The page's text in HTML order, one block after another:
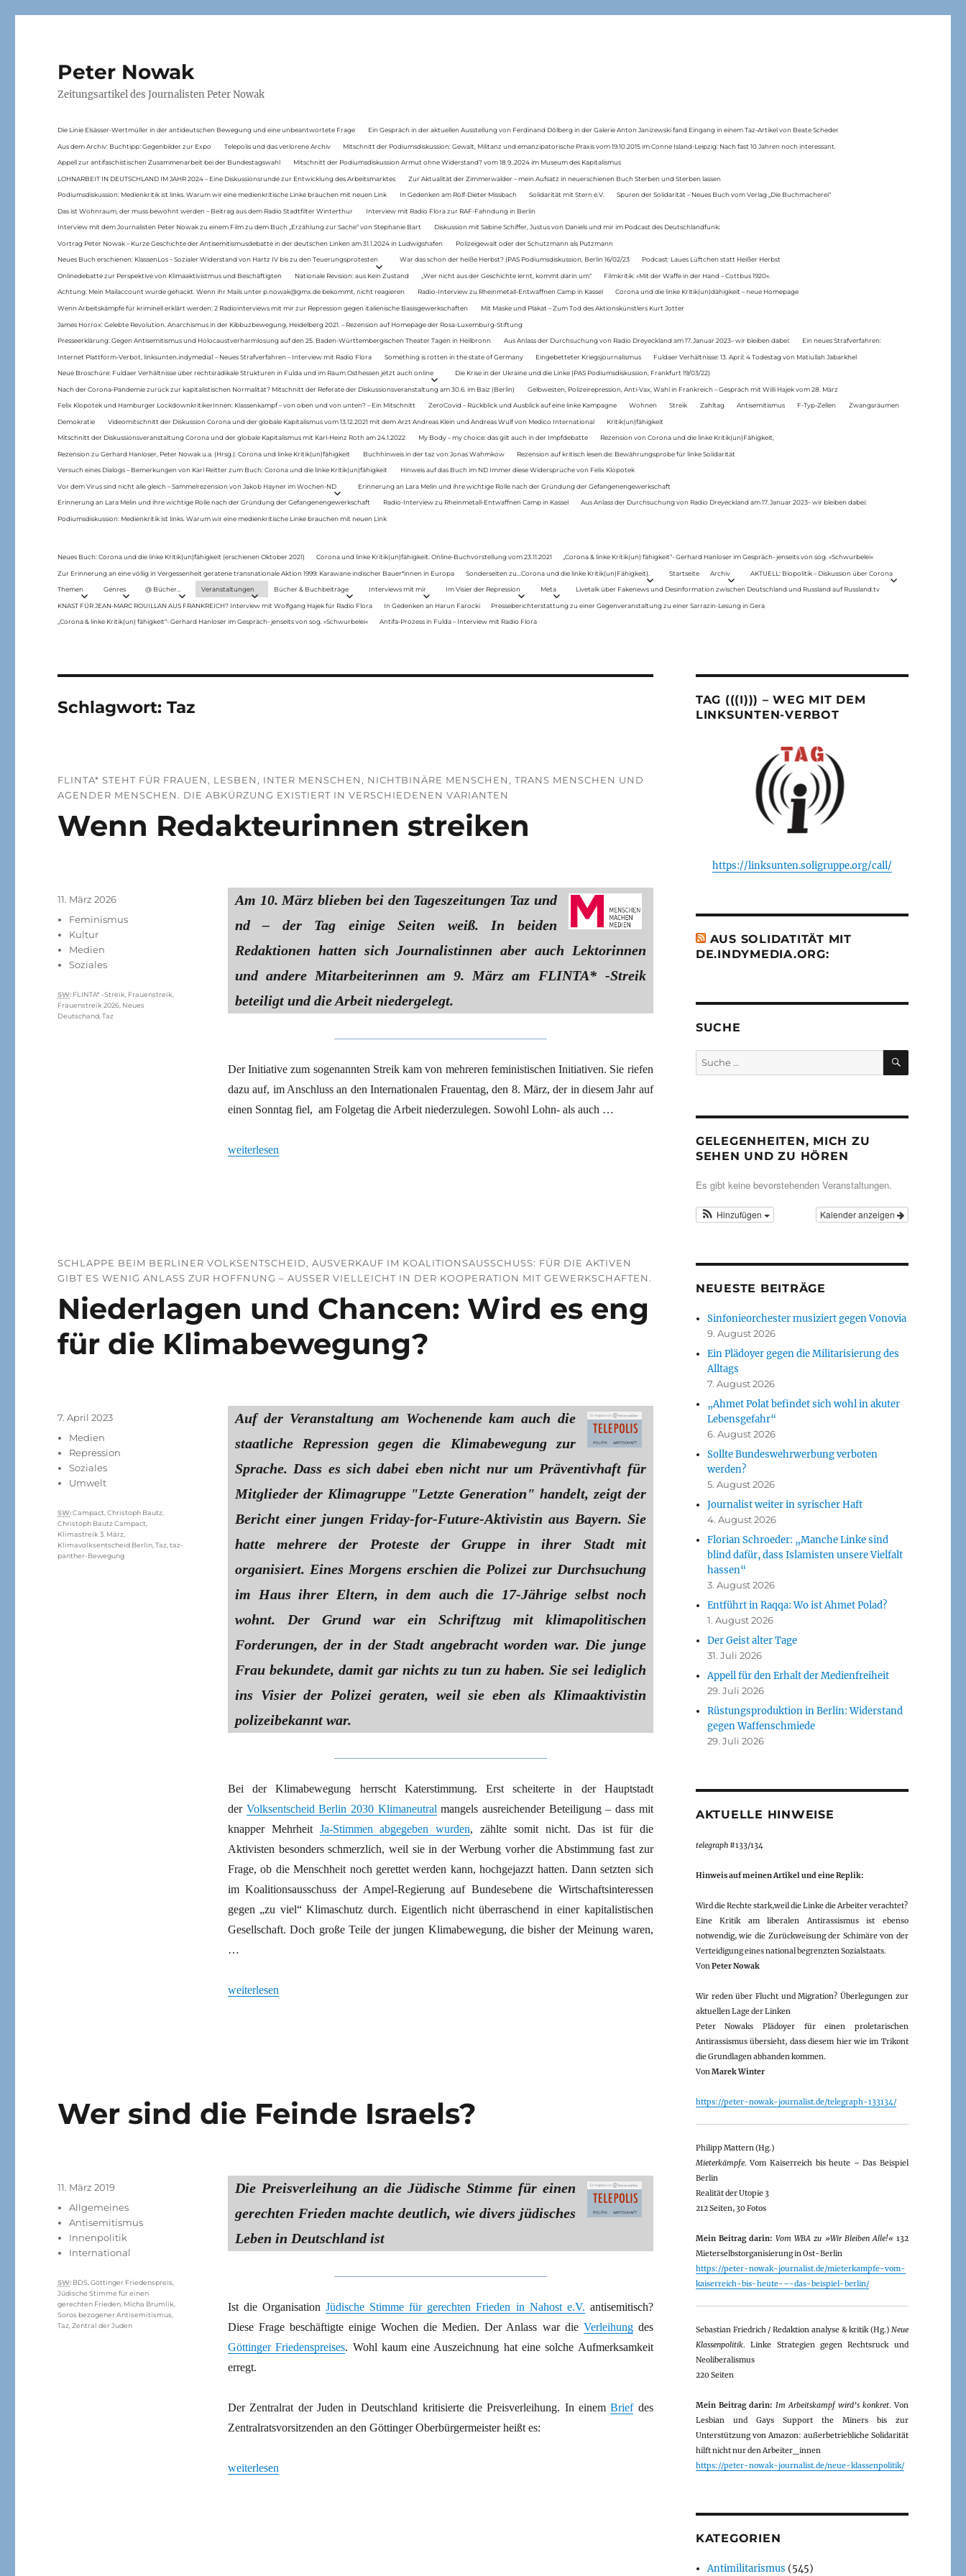
Peter Nowak
Zeitungsartikel des Journalisten Peter Nowak
Die Linie Elsässer-Wertmüller in der antideutschen Bewegung und eine unbeantwortete Frage Ein Gespräch in der aktuellen Ausstellung von Ferdinand Dölberg in der Galerie Anton Janizewski fand Eingang in einem Taz-Artikel von Beate Scheder
Aus dem Archiv: Buchtipp: Gegenbilder zur Expo Telepolis und das verlorene Archiv Mitschnitt der Podiumsdiskussion: Gewalt, Militanz und emanzipatorische Praxis vom 19.10.2015 im Conne Island-Leipzig: Nach fast 10 Jahren noch interessant.
Appell zur antifaschistischen Zusammenarbeit bei der Bundestagswahl Mitschnitt der Podiumsdiskussion Armut ohne Widerstand? vom 18.9..2024 im Museum des Kapitalismus
LOHNARBEIT IN DEUTSCHLAND IM JAHR 2024 – Eine Diskussionsrunde zur Entwicklung des Arbeitsmarktes Zur Aktualität der Zimmerwalder – mein Aufsatz in neuerschienen Buch Sterben und Sterben lassen
Podiumsdiskussion: Medienkritik ist links. Warum wir eine medienkritische Linke brauchen mit neuen Link In Gedenken am Rolf-Dieter Missbach Solidarität mit Stern e.V. Spuren der Solidarität – Neues Buch vom Verlag „Die Buchmacherei“
Das ist Wohnraum, der muss bewohnt werden – Beitrag aus dem Radio Stadtfilter Winterthur Interview mit Radio Flora zur RAF-Fahndung in Berlin
Interview mit dem Journalisten Peter Nowak zu einem Film zu dem Buch „Erzählung zur Sache“ von Stephanie Bart Diskussion mit Sabine Schiffer, Justus von Daniels und mir im Podcast des Deutschlandfunk:
Vortrag Peter Nowak – Kurze Geschichte der Antisemitismusdebatte in der deutschen Linken am 31.1.2024 in Ludwigshafen Polizeigewalt oder der Schutzmann als Putzmann
Neues Buch erschienen: KlassenLos – Sozialer Widerstand von Hartz IV bis zu den Teuerungsprotesten War das schon der heiße Herbst? (PAS Podiumsdiskussion, Berlin 16/02/23 Podcast: Laues Lüftchen statt Heißer Herbst
Onlinedebatte zur Perspektive von Klimaaktivistmus und Beschäftigten Nationale Revision: aus Kein Zustand „Wer nicht aus der Geschichte lernt, kommt darin um“ Filmkritik: »Mit der Waffe in der Hand – Cottbus 1920«.
Achtung: Mein Mailaccount wurde gehackt. Wenn ihr Mails unter p.nowak@gmx.de bekommt, nicht reagieren Radio-Interview zu Rheinmetall-Entwaffnen Camp in Kassel Corona und die linke Kritik(un)dähigkeit – neue Homepage
Wenn Arbeitskämpfe für kriminell erklärt werden: 2 Radiointerviews mit mir zur Repression gegen italienische Basisgewerkschaften Mit Maske und Plakat – Zum Tod des Aktionskünstlers Kurt Jotter
James Horrox: Gelebte Revolution. Anarchismus in der Kibbuzbewegung, Heidelberg 2021. – Rezension auf Homepage der Rosa-Luxemburg-Stiftung
Presseerklärung: Gegen Antisemitismus und Holocaustverharmlosung auf den 25. Baden-Württembergischen Theater Tagen in Heilbronn Aus Anlass der Durchsuchung von Radio Dreyeckland am 17.Januar 2023– wir bleiben dabei: Ein neues Strafverfahren:
Internet Plattform-Verbot, linksunten.indymedia1 – Neues Strafverfahren – Interview mit Radio Flora Something is rotten in the state of Germany Eingebetteter Kriegsjournalismus Fuldaer Verhältnisse: 13. April: 4 Todestag von Matiul­lah Jabarkhel
Neue Broschüre: Fuldaer Verhältnisse über rechtsradikale Strukturen in Fulda und im Raum Osthessen jetzt auch online Die Krise in der Ukraine und die Linke (PAS Podiumsdiskussion, Frankfurt 19/03/22)
Nach der Corona-Pandemie zurück zur kapitalistischen Normalität? Mitschnitt der Referate der Diskussionsveranstaltung am 30.6. im Baiz (Berlin) Gelbwesten, Polizeirepression, Anti-Vax, Wahl in Frankreich – Gespräch mit Willi Hajek vom 28. März
Felix Klopotek und Hamburger LockdownkritikerInnen: Klassenkampf – von oben und von unten? – Ein Mitschnitt ZeroCovid – Rückblick und Ausblick auf eine linke Kampagne Wohnen Streik Zahltag Antisemitismus F-Typ-Zellen Zwangsräumen
Demokratie Videomitschnitt der Diskussion Corona und der globale Kapitalismus vom 13.12.2021 mit dem Arzt Andreas Klein und Andreas Wulf von Medico International Kritik(un)fähigkeit
Mitschnitt der Diskussionsveranstaltung Corona und der globale Kapitalismus mit Karl-Heinz Roth am 24.1.2022 My Body – my choice: das gilt auch in der Impfdebatte Rezension von Corona und die linke Kritik(un)Fähigkeit,
Rezension zu Gerhard Hanloser, Peter Nowak u.a. (Hrsg.): Corona und linke Kritik(un)fähigkeit Buchhinweis in der taz von Jonas Wahmkow Rezension auf kritisch lesen.de: Bewährungsprobe für linke Solidarität
Versuch eines Dialogs – Bemerkungen von Karl Reitter zum Buch: Corona und die linke Kritik(un)fähigkeit Hinweis auf das Buch im ND Immer diese Widersprüche von Felix Klopotek
Vor dem Virus sind nicht alle gleich – Sammelrezension von Jakob Hayner im Wochen-ND Erinnerung an Lara Melin und ihre wichtige Rolle nach der Gründung der Gefangenengewerkschaft
Erinnerung an Lara Melin und ihre wichtige Rolle nach der Gründung der Gefangenengewerkschaft Radio-Interview zu Rheinmetall-Entwaffnen Camp in Kassel Aus Anlass der Durchsuchung von Radio Dreyeckland am 17.Januar 2023– wir bleiben dabei:
Podiumsdiskussion: Medienkritik ist links. Warum wir eine medienkritische Linke brauchen mit neuen Link
Neues Buch: Corona und die linke Kritik(un)fähigkeit (erschienen Oktober 2021) Corona und linke Kritik(un)fähigkeit. Online-Buchvorstellung vom 23.11.2021 „Corona & linke Kritik(un) fähigkeit“- Gerhard Hanloser im Gespräch- jenseits von sog. »Schwurbelei«
Zur Erinnerung an eine völlig in Vergessenheit geratene transnationale Aktion 1999: Karawane indischer Bauer*innen in Europa Sonderseiten zu…Corona und die linke Kritik(un)Fähigkeit). Startseite Archiv AKTUELL: Biopolitik – Diskussion über Corona
Themen Genres @ Bücher… Veranstaltungen Bücher & Buchbeiträge Interviews mit mir Im Visier der Repression Meta Livetalk über Fakenews und Desinformation zwischen Deutschland und Russland auf Russland.tv
KNAST FÜR JEAN-MARC ROUILLAN AUS FRANKREICH? Interview mit Wolfgang Hajek für Radio Flora In Gedenken an Harun Farocki Presseberichterstattung zu einer Gegenveranstaltung zu einer Sarrazin-Lesung in Gera
„Corona & linke Kritik(un) fähigkeit“- Gerhard Hanloser im Gespräch- jenseits von sog. »Schwurbelei« Antifa-Prozess in Fulda – Interview mit Radio Flora
Schlagwort:Taz
FLINTA* STEHT FÜR FRAUEN, LESBEN, INTER MENSCHEN, NICHTBINÄRE MENSCHEN, TRANS MENSCHEN UND
AGENDER MENSCHEN. DIE ABKÜRZUNG EXISTIERT IN VERSCHIEDENEN VARIANTEN
Wenn Redakteurinnen streiken
Am 10. März blieben bei den Tageszeitungen Taz und
nd – der Tag einige Seiten weiß. In beiden
Redaktionen hatten sich Journalistinnen aber auch Lektorinnen
und andere Mitarbeiterinnen am 9. März am FLINTA* -Streik
beteiligt und die Arbeit niedergelegt.
Der Initiative zum sogenannten Streik kam von mehreren feministischen Initiativen. Sie riefen
dazu auf, im Anschluss an den Internationalen Frauentag, den 8. März, der in diesem Jahr auf
einen Sonntag fiel, am Folgetag die Arbeit niederzulegen. Sowohl Lohn- als auch …
„Wenn Redakteurinnen streiken“
weiterlesen
Veröffentlicht
11. März 2026
Kategorien
Feminismus
Kultur
Medien
Soziales
Schlagwörter
SW: FLINTA* -Streik Frauenstreik
Frauenstreik 2026 Neues
Deutschand ,Taz
SCHLAPPE BEIM BERLINER VOLKSENTSCHEID, AUSVERKAUF IM KOALITIONSAUSSCHUSS: FÜR DIE AKTIVEN
GIBT ES WENIG ANLASS ZUR HOFFNUNG – AUSSER VIELLEICHT IN DER KOOPERATION MIT GEWERKSCHAFTEN.
Niederlagen und Chancen: Wird es eng
für die Klimabewegung?
Auf der Veranstaltung am Wochenende kam auch die
staatliche Repression gegen die Klimabewegung zur
Sprache. Dass es sich dabei eben nicht nur um Präventivhaft für
Mitglieder der Klimagruppe "Letzte Generation" handelt, zeigt der
Bericht einer jungen Friday-for-Future-Aktivistin aus Bayern. Sie
hatte mehrere der Proteste der Gruppe in ihrer Stadt mit
organisiert. Eines Morgens erschien die Polizei zur Durchsuchung
im Haus ihrer Eltern, in dem auch die 17-Jährige selbst noch
wohnt. Der Grund war ein Schriftzug mit klimapolitischen
Forderungen, der in der Stadt angebracht worden war. Die junge
Frau bekundete, damit gar nichts zu tun zu haben. Sie sei lediglich
ins Visier der Polizei geraten, weil sie eben als Klimaaktivistin
polizeibekannt war.
Bei der Klimabewegung herrscht Katerstimmung. Erst scheiterte in der Hauptstadt
der Volksentscheid Berlin 2030 Klimaneutral mangels ausreichender Beteiligung – dass mit
knapper Mehrheit Ja-Stimmen abgegeben wurden, zählte somit nicht. Das ist für die
Aktivisten besonders schmerzlich, weil sie in der Werbung vorher die Abstimmung fast zur
Frage, ob die Menschheit noch gerettet werden kann, hochgejazzt hatten. Dann setzten sich
im Koalitionsausschuss der Ampel-Regierung auf Bundesebene die Wirtschaftsinteressen
gegen „zu viel“ Klimaschutz durch. Eigentlich nicht überraschend in einer kapitalistischen
Gesellschaft. Doch große Teile der jungen Klimabewegung, die bisher der Meinung waren,
…
„Niederlagen und Chancen: Wird es eng für die Klimabewegung?“
weiterlesen
Veröffentlicht
7. April 2023
Kategorien
Medien
Repression
Soziales
Umwelt
Schlagwörter
SW:Campact ,Christoph Bautz
Christoph Bautz Campact
Klimastreik 3. März
Klimavolksentscheid Berlin ,Taz ,taz-
panther-Bewegung
Wer sind die Feinde Israels?
Die Preisverleihung an die Jüdische Stimme für einen
gerechten Frieden machte deutlich, wie divers jüdisches
Leben in Deutschland ist
Ist die OrganisationJüdische Stimme für gerechten Frieden in Nahost e.V. antisemitisch?
Diese Frage beschäftigte einige Wochen die Medien. Der Anlass war die Verleihungdes
Göttinger Friedenspreises. Wohl kaum eine Auszeichnung hat eine solche Aufmerksamkeit
erregt.
Der Zentralrat der Juden in Deutschland kritisierte die Preisverleihung. In einemBriefdes
Zentralratsvorsitzenden an den Göttinger Oberbürgermeister heißt es:
„Wer sind die Feinde Israels?“
weiterlesen
Veröffentlicht
11. März 2019
Kategorien
Allgemeines
Antisemitismus
Innenpolitik
International
Schlagwörter
SW: BDS ,Göttinger Friedenspreis
Jüdische Stimme für einen
gerechten Frieden Micha Brumlik
Soros bezogener Antisemitismus
Taz ,Zentral der Juden
TAG (((I))) – WEG MIT DEM
LINKSUNTEN-VERBOT
https://linksunten.soligruppe.org/call/
AUS SOLIDATITÄT MIT
DE.INDYMEDIA.ORG:
SUCHE
Suche
nach:
SUCHEN
GELEGENHEITEN, MICH ZU
SEHEN UND ZU HÖREN
Es gibt keine bevorstehenden Veranstaltungen.
Kalender anzeigen
Hinzufügen
NEUESTE BEITRÄGE
Sinfonieorchester musiziert gegen Vonovia
9. August 2026
Ein Plädoyer gegen die Militarisierung des
Alltags
7. August 2026
„Ahmet Polat befindet sich wohl in akuter
Lebensgefahr“
6. August 2026
Sollte Bundeswehrwerbung verboten
werden?
5. August 2026
Journalist weiter in syrischer Haft
4. August 2026
Florian Schroeder: „Manche Linke sind
blind dafür, dass Islamisten unsere Vielfalt
hassen“
3. August 2026
Entführt in Raqqa: Wo ist Ahmet Polad?
1. August 2026
Der Geist alter Tage
31. Juli 2026
Appell für den Erhalt der Medienfreiheit
29. Juli 2026
Rüstungsproduktion in Berlin: Widerstand
gegen Waffenschmiede
29. Juli 2026
AKTUELLE HINWEISE
telegraph#133/134
Hinweis auf meinen Artikel und eine Replik:
Wird die Rechte stark,weil die Linke die Arbeiter verachtet?
Eine Kritik am liberalen Antirassismus ist ebenso
notwendig, wie die Zurückweisung der Schimäre von der
Verteidigung eines national begrenzten Sozialstaats.
VonPeter Nowak
Wir reden über Flucht und Migration? Überlegungen zur
aktuellen Lage der Linken
Peter Nowaks Plädoyer für einen proletarischen
Antirassismus übersieht, dass diesem hier wie im Trikont
die Grundlagen abhanden kommen.
VonMarek Winter
https://peter-nowak-journalist.de/telegraph-133134/
Philipp Mattern (Hg.)
Mieterkämpfe. Vom Kaiserreich bis heute – Das Beispiel
Berlin
Realität der Utopie 3
212 Seiten, 30 Fotos
Mein Beitrag darin: Vom WBA zu »Wir Bleiben Alle!«132
Mieterselbstorganisierung in Ost-Berlin
https://peter-nowak-journalist.de/mieterkampfe-vom-
kaiserreich-bis-heute-–-das-beispiel-berlin/
Sebastian Friedrich / Redaktion analyse & kritik (Hg.) Neue
Klassenpolitik. Linke Strategien gegen Rechtsruck und
Neoliberalismus
220 Seiten
Mein Beitrag darin: Im Arbeitskampf wird’s konkret. Von
Lesbian und Gays Support the Miners bis zur
Unterstützung von Amazon: außerbetriebliche Solidarität
hilft nicht nur den Arbeiter_innen
https://peter-nowak-journalist.de/neue-klassenpolitik/
KATEGORIEN
Antimilitarismus (545)